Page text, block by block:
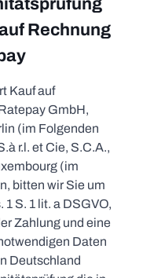
Rechnung
Kauf auf
GmbH,
(im Folgenden
r.l. et Cie, S.C.A.,
(im
bitten wir Sie um
S. 1 lit. a DSGVO,
Zahlung und eine
Daten
Deutschland